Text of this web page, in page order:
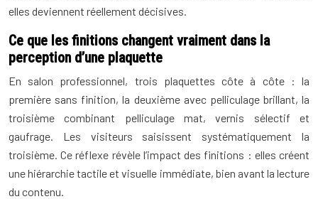
elles deviennent réellement décisives.
Ce que les finitions changent vraiment dans la
perception d’une plaquette
En salon professionnel, trois plaquettes côte à côte : la
première sans finition, la deuxième avec pelliculage brillant, la
troisième combinant pelliculage mat, vernis sélectif et
gaufrage. Les visiteurs saisissent systématiquement la
troisième. Ce réflexe révèle l’impact des finitions : elles créent
une hiérarchie tactile et visuelle immédiate, bien avant la lecture
du contenu.